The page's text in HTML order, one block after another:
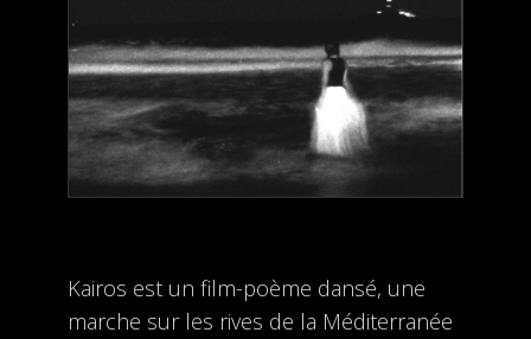
Kairos est un film-poème dansé, une
marche sur les rives de la Méditerranée